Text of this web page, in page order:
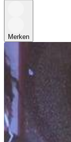
Merken